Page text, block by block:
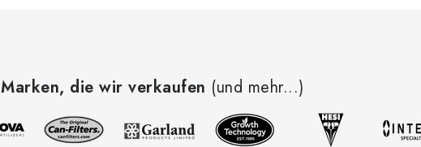
Marken, die wir verkaufen (und mehr...)